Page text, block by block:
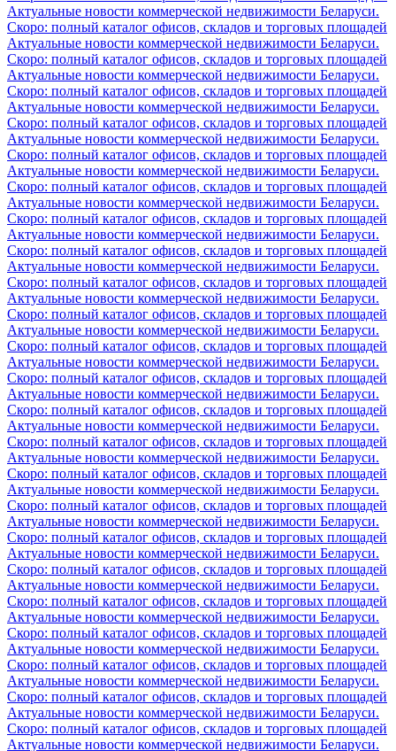
Актуальные новости коммерческой недвижимости Беларуси.
Скоро: полный каталог офисов, складов и торговых площадей
Актуальные новости коммерческой недвижимости Беларуси.
Скоро: полный каталог офисов, складов и торговых площадей
Актуальные новости коммерческой недвижимости Беларуси.
Скоро: полный каталог офисов, складов и торговых площадей
Актуальные новости коммерческой недвижимости Беларуси.
Скоро: полный каталог офисов, складов и торговых площадей
Актуальные новости коммерческой недвижимости Беларуси.
Скоро: полный каталог офисов, складов и торговых площадей
Актуальные новости коммерческой недвижимости Беларуси.
Скоро: полный каталог офисов, складов и торговых площадей
Актуальные новости коммерческой недвижимости Беларуси.
Скоро: полный каталог офисов, складов и торговых площадей
Актуальные новости коммерческой недвижимости Беларуси.
Скоро: полный каталог офисов, складов и торговых площадей
Актуальные новости коммерческой недвижимости Беларуси.
Скоро: полный каталог офисов, складов и торговых площадей
Актуальные новости коммерческой недвижимости Беларуси.
Скоро: полный каталог офисов, складов и торговых площадей
Актуальные новости коммерческой недвижимости Беларуси.
Скоро: полный каталог офисов, складов и торговых площадей
Актуальные новости коммерческой недвижимости Беларуси.
Скоро: полный каталог офисов, складов и торговых площадей
Актуальные новости коммерческой недвижимости Беларуси.
Скоро: полный каталог офисов, складов и торговых площадей
Актуальные новости коммерческой недвижимости Беларуси.
Скоро: полный каталог офисов, складов и торговых площадей
Актуальные новости коммерческой недвижимости Беларуси.
Скоро: полный каталог офисов, складов и торговых площадей
Актуальные новости коммерческой недвижимости Беларуси.
Скоро: полный каталог офисов, складов и торговых площадей
Актуальные новости коммерческой недвижимости Беларуси.
Скоро: полный каталог офисов, складов и торговых площадей
Актуальные новости коммерческой недвижимости Беларуси.
Скоро: полный каталог офисов, складов и торговых площадей
Актуальные новости коммерческой недвижимости Беларуси.
Скоро: полный каталог офисов, складов и торговых площадей
Актуальные новости коммерческой недвижимости Беларуси.
Скоро: полный каталог офисов, складов и торговых площадей
Актуальные новости коммерческой недвижимости Беларуси.
Скоро: полный каталог офисов, складов и торговых площадей
Актуальные новости коммерческой недвижимости Беларуси.
Скоро: полный каталог офисов, складов и торговых площадей
Актуальные новости коммерческой недвижимости Беларуси.
Скоро: полный каталог офисов, складов и торговых площадей
Актуальные новости коммерческой недвижимости Беларуси.